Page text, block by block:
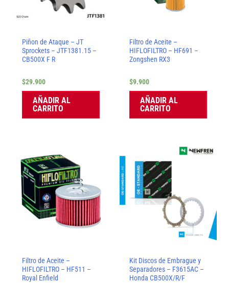
Piñon de Ataque – JT
Sprockets – JTF1381.15 –
CB500X F R
$29.900
AÑADIR AL
CARRITO
Filtro de Aceite –
HIFLOFILTRO – HF691 –
Zongshen RX3
$9.900
AÑADIR AL
CARRITO
Filtro de Aceite –
HIFLOFILTRO – HF511 –
Royal Enfield
Kit Discos de Embrague y
Separadores – F3615AC –
Honda CB500X/R/F